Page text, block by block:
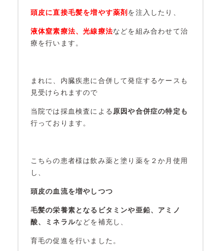
頭皮に直接毛髪を増やす薬剤 を注入したり、
液体窒素療法、光線療法などを組み合わせて治
療を行います。
まれに、内臓疾患に合併して発症するケースも
見受けられますので
当院では採血検査による 原因や合併症の特定も
行っております。
こちらの患者様は飲み薬と塗り薬を２か月使用
し、
頭皮の血流を増やしつつ
毛髪の栄養素となるビタミンや亜鉛、アミノ
酸、ミネラルなどを補充し、
育毛の促進を行いました。